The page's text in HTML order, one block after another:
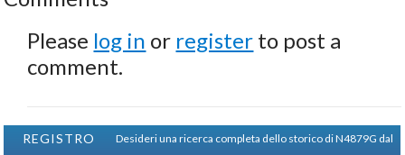
Please log in or register to post a
comment.
REGISTRO
Desideri una ricerca completa dello storico di N4879G dal